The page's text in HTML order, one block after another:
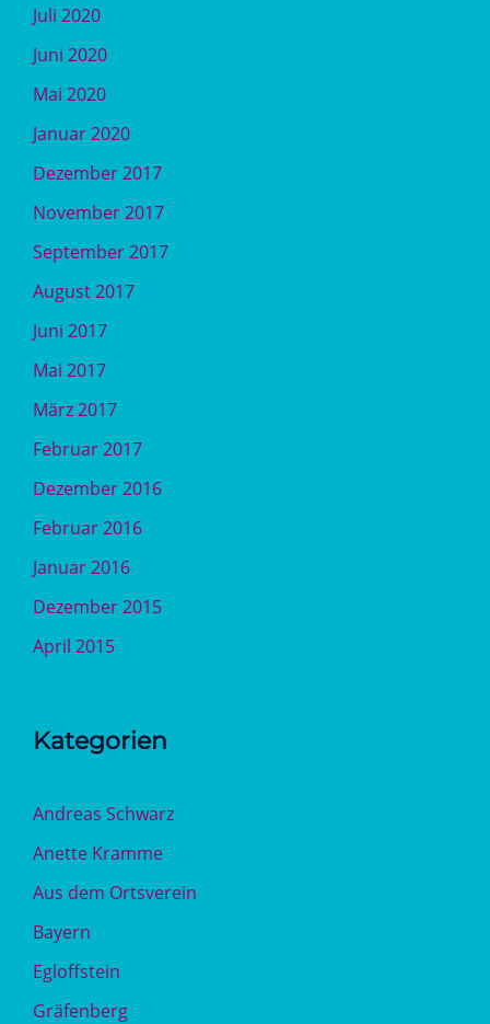
Juli 2020
Juni 2020
Mai 2020
Januar 2020
Dezember 2017
November 2017
September 2017
August 2017
Juni 2017
Mai 2017
März 2017
Februar 2017
Dezember 2016
Februar 2016
Januar 2016
Dezember 2015
April 2015
Kategorien
Andreas Schwarz
Anette Kramme
Aus dem Ortsverein
Bayern
Egloffstein
Gräfenberg